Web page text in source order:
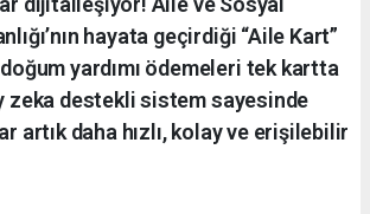
hayata geçirdiği “Aile Kart”
yardımı ödemeleri tek kartta
zeka destekli sistem sayesinde
artık daha hızlı, kolay ve erişilebilir